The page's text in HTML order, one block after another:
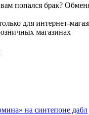
попался брак?
для интернет-
магазинах
на синтепоне дабл